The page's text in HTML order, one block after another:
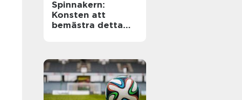
Spinnakern:
Konsten att
bemästra detta